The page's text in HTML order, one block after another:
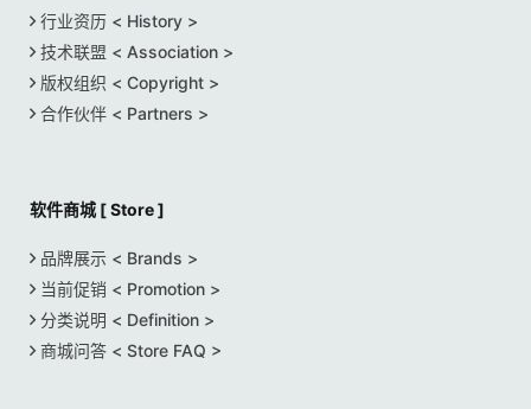
行业资历 < History >
技术联盟 < Association >
版权组织 < Copyright >
合作伙伴 < Partners >
软件商城 [ Store ]
品牌展示 < Brands >
当前促销 < Promotion >
分类说明 < Definition >
商城问答 < Store FAQ >